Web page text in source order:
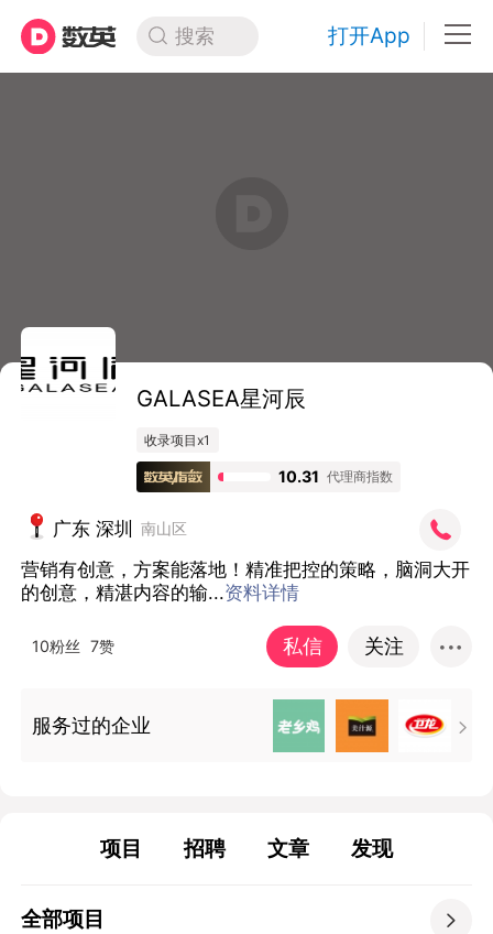
搜索 打开App
GALASEA星河辰
收录项目x1
10.31 代理商指数
广东 深圳 南山区
营销有创意，方案能落地！精准把控的策略，脑洞大开
的创意，精湛内容的输...资料详情
10粉丝 7赞 私信 关注
服务过的企业 
项目 招聘 文章 发现
全部项目 